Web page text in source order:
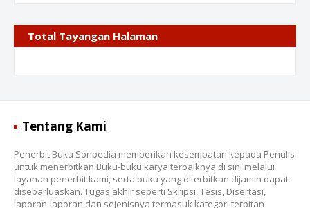
Total Tayangan Halaman
Tentang Kami
Penerbit Buku Sonpedia memberikan kesempatan kepada Penulis
untuk menerbitkan Buku-buku karya terbaiknya di sini melalui
layanan penerbit kami, serta buku yang diterbitkan dijamin dapat
disebarluaskan. Tugas akhir seperti Skripsi, Tesis, Disertasi,
laporan-laporan dan sejenisnya termasuk kategori terbitan